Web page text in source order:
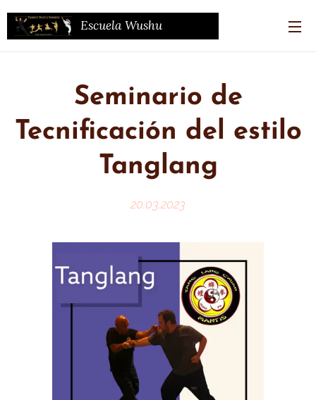
Escuela Wushu
Kwando
Seminario de
Tecnificación del estilo
Tanglang
20.03.2023